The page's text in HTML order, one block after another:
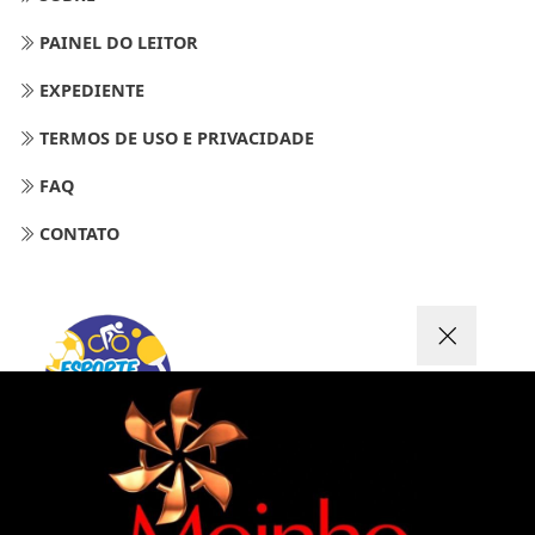
PAINEL DO LEITOR
EXPEDIENTE
TERMOS DE USO E PRIVACIDADE
FAQ
CONTATO
Termos de Uso e Privacidade
Esse site utiliza cookies para melhorar sua